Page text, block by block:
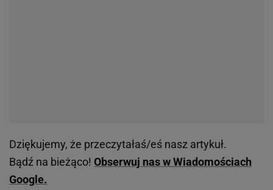
Dziękujemy, że przeczytałaś/eś nasz artykuł.
Bądź na bieżąco! Obserwuj nas w Wiadomościach
Google.